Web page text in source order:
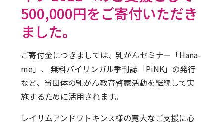
500,000円をご寄付いただき
ました。
ご寄付金につきましては、乳がんセミナー「Hana-
me」、 無料バイリンガル季刊誌「PiNK」の発行
など、当団体の乳がん教育啓蒙活動を継続して実
施するために活用されます。
レイサムアンドワトキンス様の寛大なご支援に心